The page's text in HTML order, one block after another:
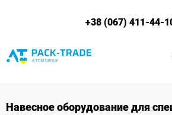
+38 (067) 411-44-
Навесное оборудование для